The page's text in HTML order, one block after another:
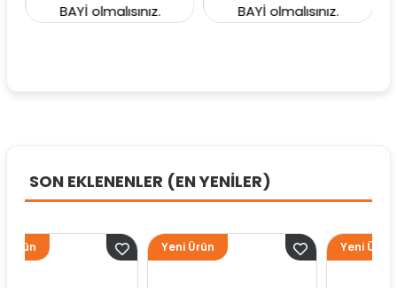
BAYİ olmalısınız.
BAYİ olmalısınız.
SON EKLENENLER (EN YENİLER)
Yeni Ürün Yeni Ürün